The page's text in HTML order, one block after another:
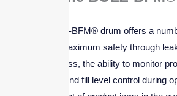
The BOLZ-BFM® drum offers a
Ensuring maximum safety through
dust-tightness, the ability to monitor
behavior and fill level control during